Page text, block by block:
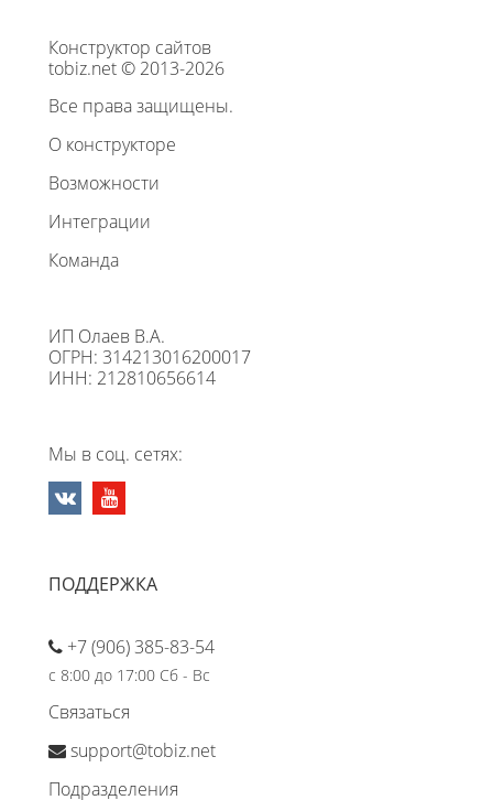
Конструктор сайтов
tobiz.net © 2013-2026
Все права защищены.
О конструкторе
Возможности
Интеграции
Команда
ИП Олаев В.А.
ОГРН: 314213016200017
ИНН: 212810656614
Мы в соц. сетях:
ПОДДЕРЖКА
+7 (906) 385-83-54
с 8:00 до 17:00 Сб - Вс
Связаться
support@tobiz.net
Подразделения